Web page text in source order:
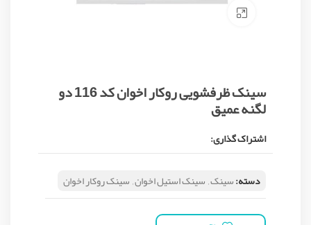
سینک ظرفشویی روکار اخوان کد 116 دو
لگنه عمیق
اشتراک گذاری:
دسته:سینک,سینک استیل اخوان,سینک روکار اخوان